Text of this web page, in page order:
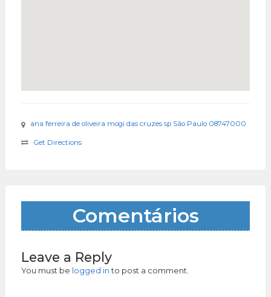
ana ferreira de oliveira mogi das cruzes sp São Paulo 08747000
Get Directions
Comentários
Leave a Reply
You must be logged into post a comment.